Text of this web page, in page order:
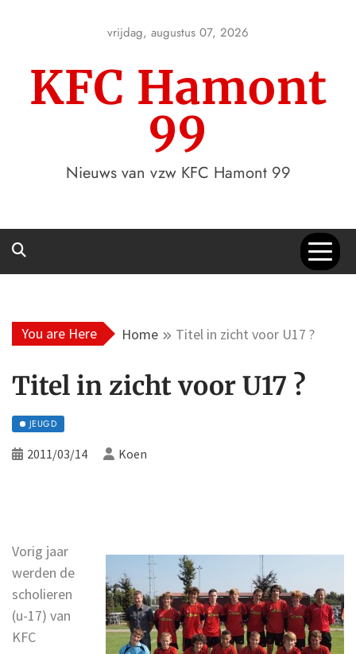
vrijdag, augustus 07, 2026
KFC Hamont
99
Nieuws van vzw KFC Hamont 99
You are Here Home Titel in zicht voor U17 ?
Titel in zicht voor U17 ?
JEUGD
2011/03/14 Koen
Vorig jaar
werden de
scholieren
(u-17) van
KFC